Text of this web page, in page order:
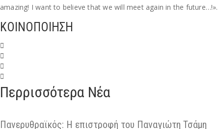
amazing! I want to believe that we will meet again in the future…!».
ΚΟΙΝΟΠΟΙΗΣΗ
Περρισσότερα Νέα
Πανερυθραϊκός: Η επιστροφή του Παναγιώτη Τσάμη